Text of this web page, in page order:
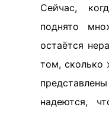
Сейчас,
поднято
остаётся
том, сколько
надеются,